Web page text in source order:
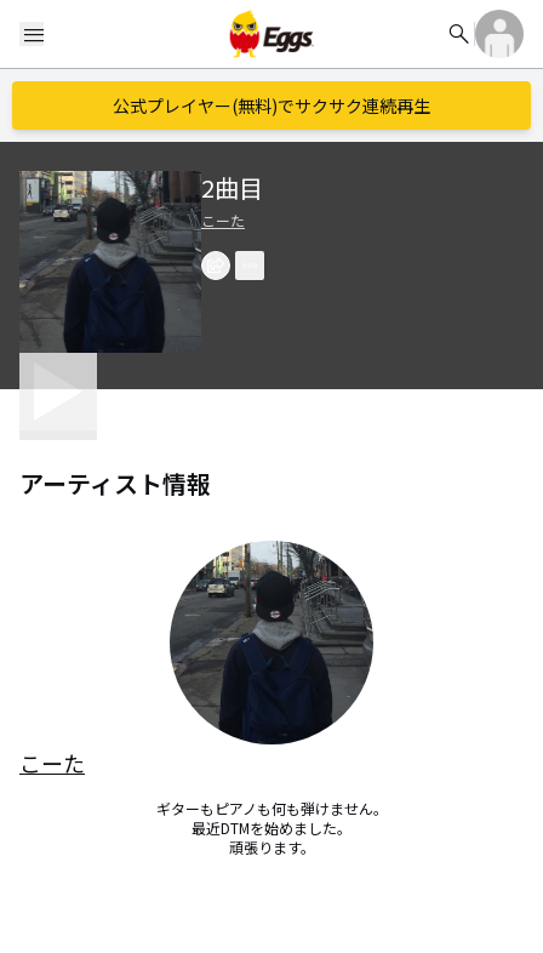
menu search
公式プレイヤー(無料)でサクサク連続再生
2曲目
こーた
アーティスト情報
こーた
ギターもピアノも何も弾けません。
最近DTMを始めました。
頑張ります。